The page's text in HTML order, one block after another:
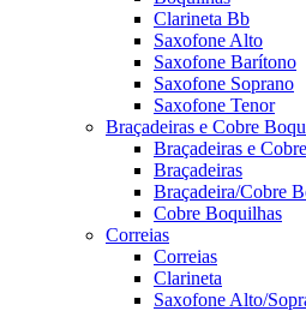
Clarineta Bb
Saxofone Alto
Saxofone Barítono
Saxofone Soprano
Saxofone Tenor
Braçadeiras e Cobre
Braçadeiras e
Braçadeiras
Braçadeira/Cobre
Cobre Boquilhas
Correias
Correias
Clarineta
Saxofone Alto/